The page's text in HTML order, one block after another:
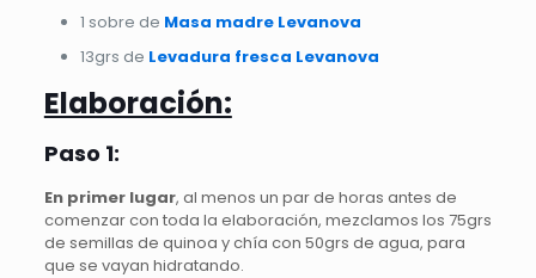
1 sobre de Masa madre Levanova
13grs de Levadura fresca Levanova
Elaboración:
Paso 1:
En primer lugar, al menos un par de horas antes de
comenzar con toda la elaboración, mezclamos los 75grs
de semillas de quinoa y chía con 50grs de agua, para
que se vayan hidratando.